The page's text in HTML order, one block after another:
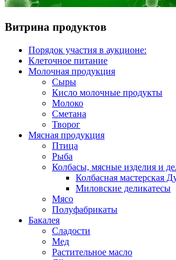
Витрина продуктов
Порядок участия в аукционе:
Клеточное питание
Молочная продукция
Сыры
Кисло молочные продукты
Молоко
Сметана
Творог
Мясная продукция
Птица
Рыба
Колбасы, мясные изделия и
Колбасная мастерская
Миловские деликатесы
Мясо
Полуфабрикаты
Бакалея
Сладости
Мед
Растительное масло